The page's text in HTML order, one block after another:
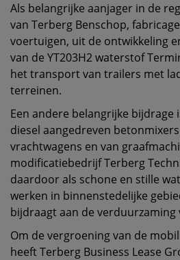
Als belangrijke aanjager in de
van Terberg Benschop,
voertuigen, uit de ontwikkeling
van de YT203H2 waterstof
het transport van trailers met
terreinen.
Een andere belangrijke bijdrage
diesel aangedreven
vrachtwagens en van
modificatiebedrijf Terberg
daardoor als schone en stille
werken in binnenstedelijke
bijdraagt aan de verduurzaming
Om de vergroening van de
heeft Terberg Business Lease